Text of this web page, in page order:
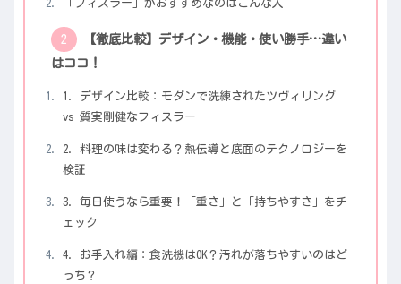
「フィスラー」がおすすめなのはこんな人
【徹底比較】デザイン・機能・使い勝手…違い
はココ！
1. デザイン比較：モダンで洗練されたツヴィリング
vs 質実剛健なフィスラー
2. 料理の味は変わる？熱伝導と底面のテクノロジーを
検証
3. 毎日使うなら重要！「重さ」と「持ちやすさ」をチ
ェック
4. お手入れ編：食洗機はOK？汚れが落ちやすいのはど
っち？